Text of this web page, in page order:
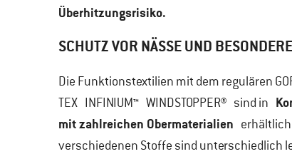
Überhitzungsrisiko.
SCHUTZ VOR NÄSSE UND
Die Funktionstextilien mit dem regulären
TEX INFINIUM™ WINDSTOPPER® sind in
mit zahlreichen Obermaterialien
verschiedenen Stoffe sind unterschiedlich